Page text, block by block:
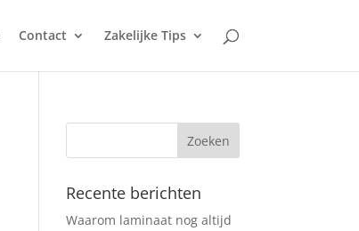
Contact Zakelijke Tips
Recente berichten
Waarom laminaat nog altijd